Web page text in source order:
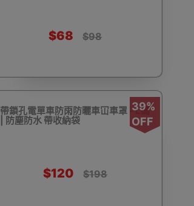
電煮食爐 雪櫃
$68 $98
39%
OFF
帶鎖孔電單車防雨防曬車冚車罩 - L碼
| 防塵防水 帶收納袋
$120 $198